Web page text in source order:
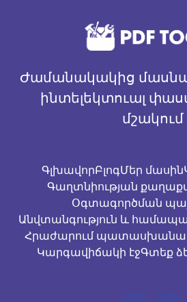
Ժամանակակից
ինտելեկտուալ
մշակում
ԳլխավորԲլոգՄեր մասին
Գաղտնիության
Օգտագործման
Անվտանգություն և
Հրաժարում
Կարգավիճակի էջԳտեք